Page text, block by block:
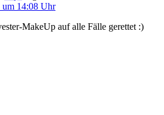
um 14:08 Uhr
MakeUp auf alle Fälle gerettet :)